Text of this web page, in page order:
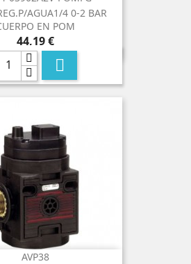
AGUA1/4 0-2 BAR
EN POM
Precio
44,19 €

AVP38